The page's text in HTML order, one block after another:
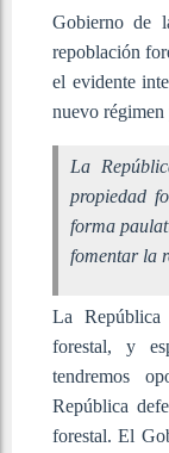
Gobierno de
repoblación
el evidente
nuevo
La
propiedad
forma
fomentar la
La
forestal, y
tendremos
República
forestal. El